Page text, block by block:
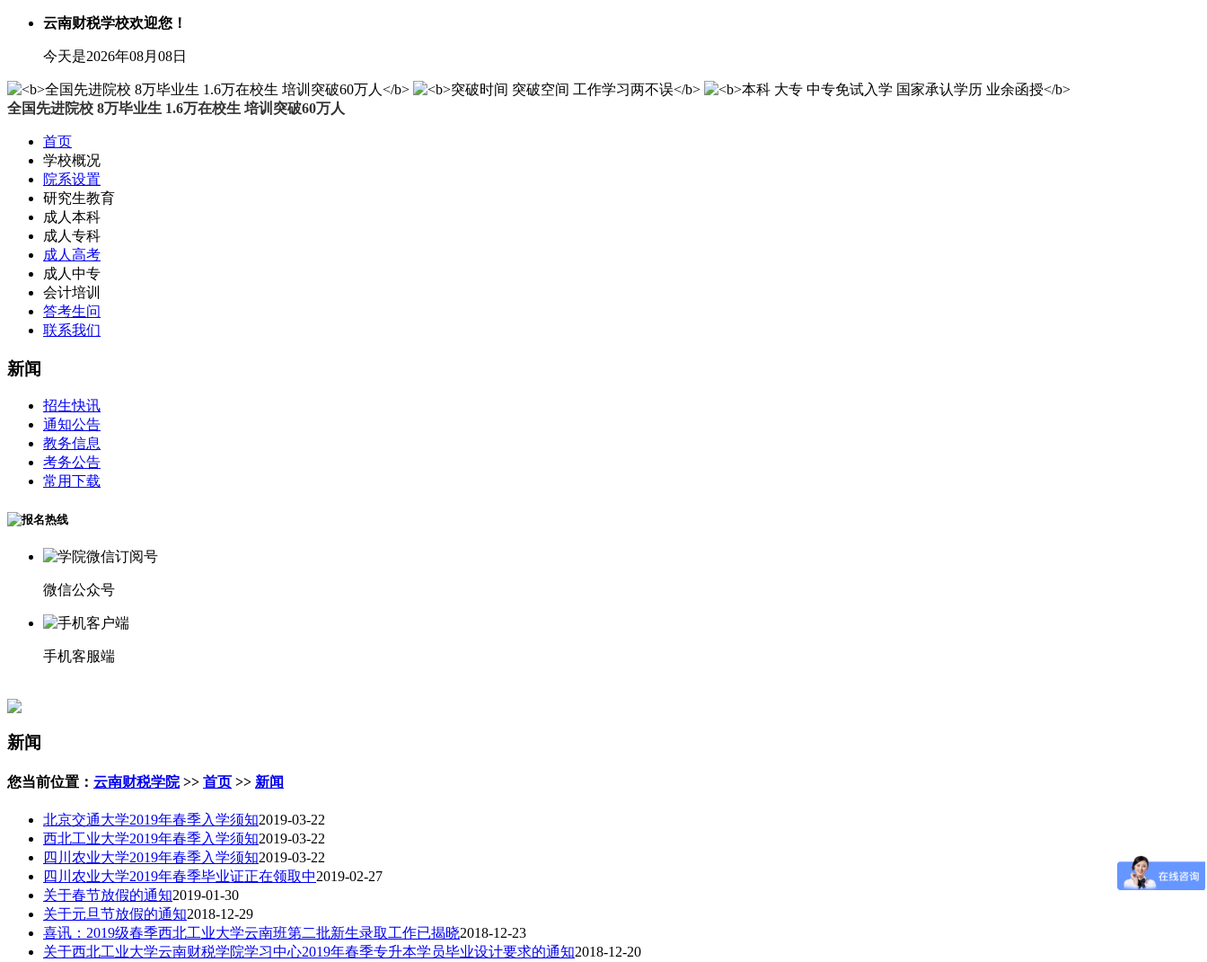
云南财税学校欢迎您！
今天是2026年08月08日
全国先进院校 8万毕业生 1.6万在校生 培训突破60万人
首页
学校概况
院系设置
研究生教育
成人本科
成人专科
成人高考
成人中专
会计培训
答考生问
联系我们
新闻
招生快讯
通知公告
教务信息
考务公告
常用下载
微信公众号
手机客服端
新闻
您当前位置： 云南财税学院>> 首页 >> 新闻
北京交通大学2019年春季入学须知2019-03-22
西北工业大学2019年春季入学须知2019-03-22
四川农业大学2019年春季入学须知2019-03-22
四川农业大学2019年春季毕业证正在领取中2019-02-27
关于春节放假的通知2019-01-30
关于元旦节放假的通知2018-12-29
喜讯：2019级春季西北工业大学云南班第二批新生录取工作已揭晓2018-12-23
关于西北工业大学云南财税学院学习中心2019年春季专升本学员毕业设计要求的通知2018-12-20